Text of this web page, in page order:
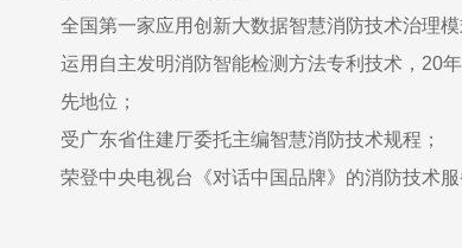
全国第一家应用创新大数据智慧消防技术治理
运用自主发明消防智能检测方法专利技术，20
先地位；
受广东省住建厅委托主编智慧消防技术规程；
荣登中央电视台《对话中国品牌》的消防技术服